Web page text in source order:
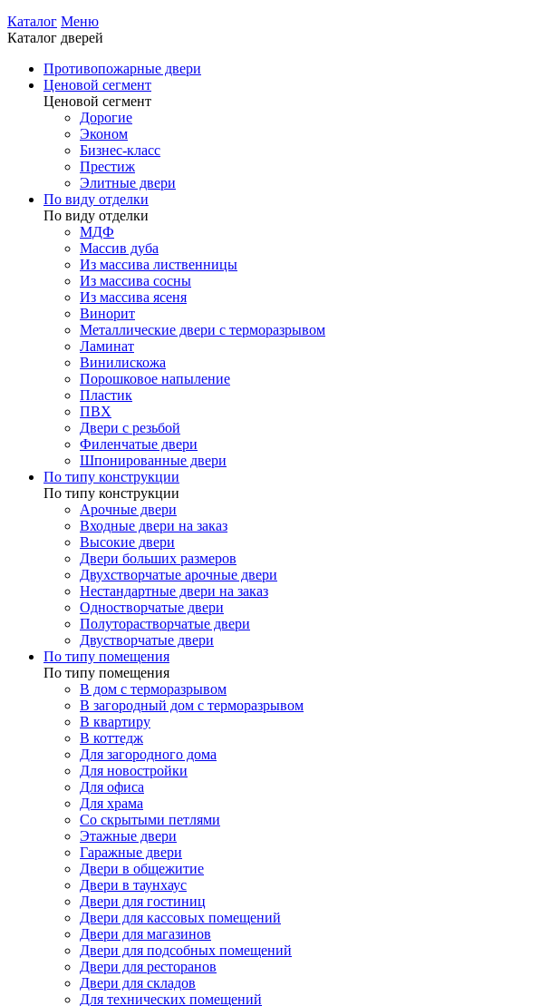
Каталог Меню
Каталог дверей
Противопожарные двери
Ценовой сегмент
Ценовой сегмент
Дорогие
Эконом
Бизнес-класс
Престиж
Элитные двери
По виду отделки
По виду отделки
МДФ
Массив дуба
Из массива лиственницы
Из массива сосны
Из массива ясеня
Винорит
Металлические двери с терморазрывом
Ламинат
Винилискожа
Порошковое напыление
Пластик
ПВХ
Двери с резьбой
Филенчатые двери
Шпонированные двери
По типу конструкции
По типу конструкции
Арочные двери
Входные двери на заказ
Высокие двери
Двери больших размеров
Двухстворчатые арочные двери
Нестандартные двери на заказ
Одностворчатые двери
Полуторастворчатые двери
Двустворчатые двери
По типу помещения
По типу помещения
В дом с терморазрывом
В загородный дом с терморазрывом
В квартиру
В коттедж
Для загородного дома
Для новостройки
Для офиса
Для храма
Со скрытыми петлями
Этажные двери
Гаражные двери
Двери в общежитие
Двери в таунхаус
Двери для гостиниц
Двери для кассовых помещений
Двери для магазинов
Двери для подсобных помещений
Двери для ресторанов
Двери для складов
Для технических помещений